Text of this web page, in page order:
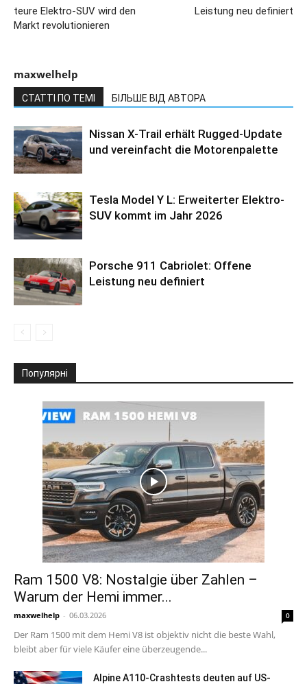
teure Elektro-SUV wird den
Markt revolutionieren
Leistung neu definiert
maxwelhelp
СТАТТІ ПО ТЕМІ БІЛЬШЕ ВІД АВТОРА
Nissan X-Trail erhält Rugged-Update
und vereinfacht die Motorenpalette
Tesla Model Y L: Erweiterter Elektro-
SUV kommt im Jahr 2026
Porsche 911 Cabriolet: Offene
Leistung neu definiert
Популярні
Ram 1500 V8: Nostalgie über Zahlen –
Warum der Hemi immer...
maxwelhelp - 06.03.2026 0
Der Ram 1500 mit dem Hemi V8 ist objektiv nicht die beste Wahl,
bleibt aber für viele Käufer eine überzeugende...
Alpine A110-Crashtests deuten auf US-